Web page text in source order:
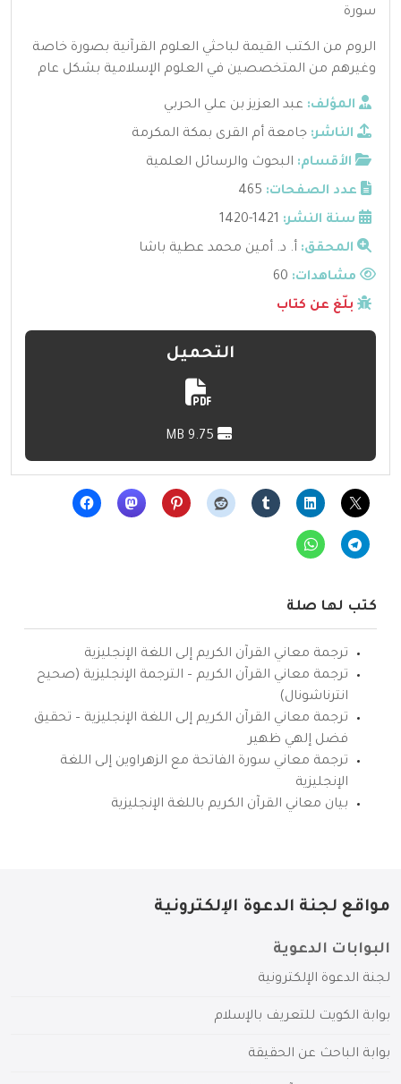
سورة
الروم من الكتب القيمة لباحثي العلوم القرآنية بصورة خاصة
وغيرهم من المتخصصين في العلوم الإسلامية بشكل عام
المؤلف: عبد العزيز بن علي الحربي
الناشر: جامعة أم القرى بمكة المكرمة
الأقسام: البحوث والرسائل العلمية
عدد الصفحات: 465
سنة النشر: 1421-1420
المحقق: أ. د. أمين محمد عطية باشا
مشاهدات:
بلّغ عن كتاب
التحميل
كتب لها صلة
ترجمة معاني القرآن الكريم إلى اللغة الإنجليزية
ترجمة معاني القرآن الكريم – الترجمة الإنجليزية (صحيح
انترناشونال)
ترجمة معاني القرآن الكريم إلى اللغة الإنجليزية – تحقيق
فضل إلهي ظهير
ترجمة معاني سورة الفاتحة مع الزهراوين إلى اللغة
الإنجليزية
بيان معاني القرآن الكريم باللغة الإنجليزية
مواقع لجنة الدعوة الإلكترونية
البوابات الدعوية
لجنة الدعوة الإلكترونية
بوابة الكويت للتعريف بالإسلام
بوابة الباحث عن الحقيقة